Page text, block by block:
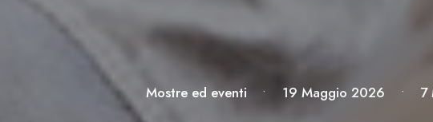
Mostre ed eventi • 19 Maggio 2026 • 7